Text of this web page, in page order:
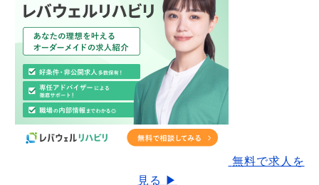
無料で求人を
見る ▶